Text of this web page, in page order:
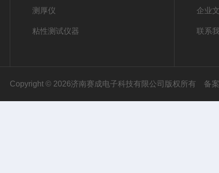
测厚仪
粘性测试仪器
企业
联系
Copyright © 2026济南赛成电子科技有限公司版权所有 备